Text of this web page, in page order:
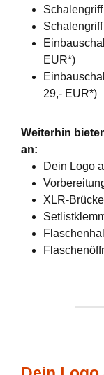
EUR*)
29,- EUR*)
Weiterhin
an:
Dein Logo
XLR-